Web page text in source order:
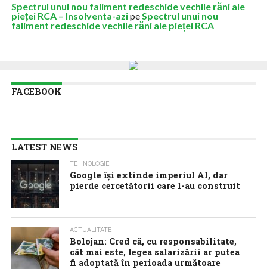
Spectrul unui nou faliment redeschide vechile răni ale
pieței RCA – Insolventa-azipeSpectrul unui nou
faliment redeschide vechile răni ale pieței RCA
FACEBOOK
LATEST NEWS
TEHNOLOGIE
Google îşi extinde imperiul AI, dar
pierde cercetătorii care l-au construit
ACTUALITATE
Bolojan: Cred că, cu responsabilitate,
cât mai este, legea salarizării ar putea
fi adoptată în perioada următoare